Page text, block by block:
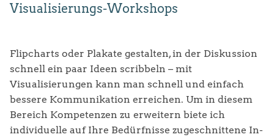
PORTFOLIO
DIGITALES GRAPHIC RECORDING
ILLUSTRATION
ERKLÄRFILME
REFERENZEN
FAQ
ANFRAGE
Visualisierungs-Workshops
Flipcharts oder Plakate gestalten, in der Diskussion
schnell ein paar Ideen scribbeln – mit
Visualisierungen kann man schnell und einfach
bessere Kommunikation erreichen. Um in diesem
Bereich Kompetenzen zu erweitern biete ich
individuelle auf Ihre Bedürfnisse zugeschnittene In-